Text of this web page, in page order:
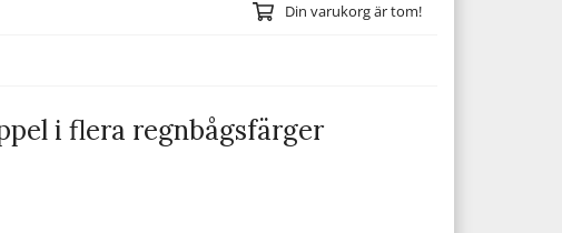
Din varukorg är tom!
i flera regnbågsfärger